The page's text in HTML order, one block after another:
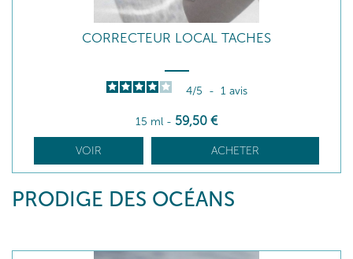
CORRECTEUR LOCAL TACHES
4/5 - 1 avis
15 ml - 59,50 €
VOIR ACHETER
PRODIGE DES OCÉANS